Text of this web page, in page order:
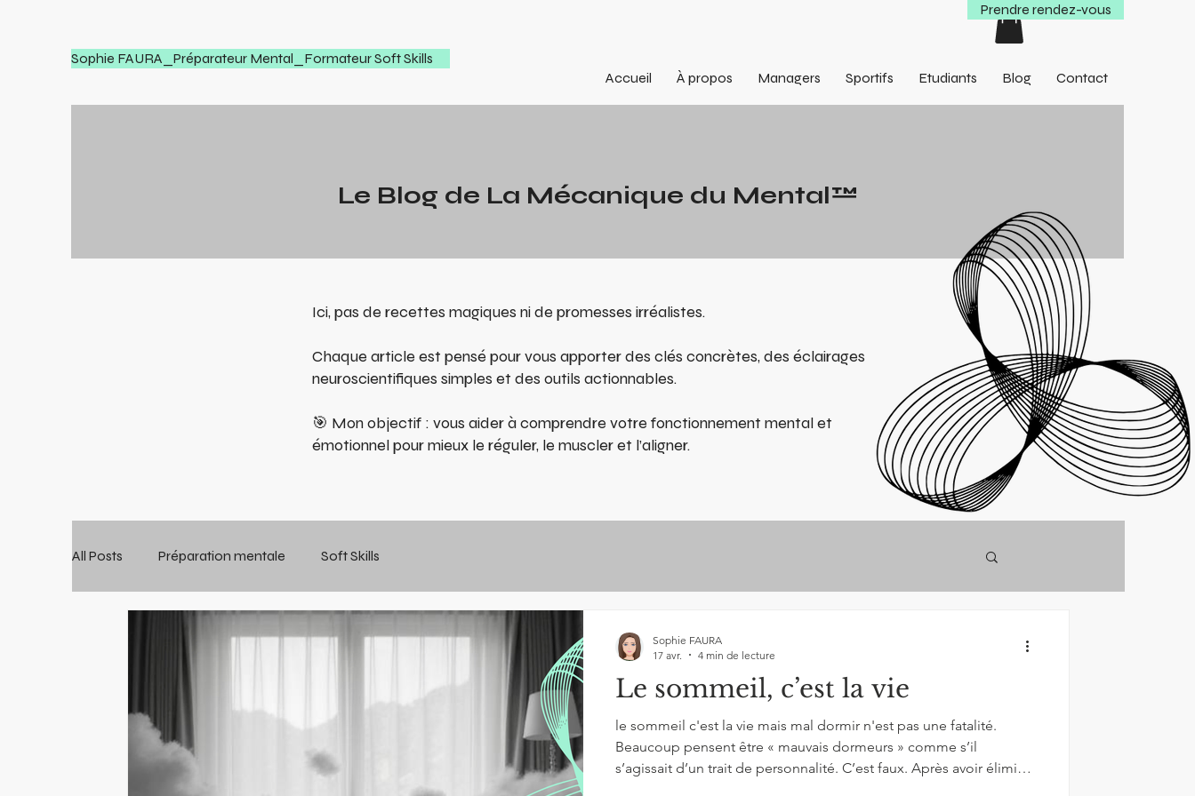
Sophie FAURA_Préparateur Mental_Formateur Soft Skills
Prendre rendez-vous
Accueil À propos Managers Sportifs Etudiants Blog Contact
Le Blog de La Mécanique du Mental™
Ici, pas de recettes magiques ni de promesses irréalistes.
Chaque article est pensé pour vous apporter des clés concrètes, des éclairages
neuroscientifiques simples et des outils actionnables.
🎯 Mon objectif : vous aider à comprendre votre fonctionnement mental et
émotionnel pour mieux le réguler, le muscler et l’aligner.
All Posts Préparation mentale Soft Skills
Le sommeil, c’est la vie
le sommeil c'est la vie mais mal dormir n'est pas une fatalité.
Beaucoup pensent être « mauvais dormeurs » comme s’il
s’agissait d’un trait de personnalité. C’est faux. Après avoir éliminé
Sophie FAURA
17 avr.
4 min de lecture